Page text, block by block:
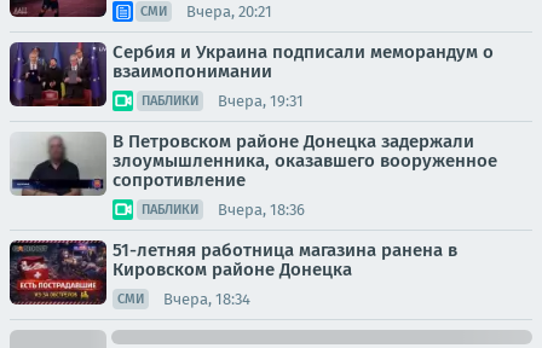
СМИ Вчера, 20:21
Сербия и Украина подписали меморандум о
взаимопонимании
ПАБЛИКИ Вчера, 19:31
В Петровском районе Донецка задержали
злоумышленника, оказавшего вооруженное
сопротивление
ПАБЛИКИ Вчера, 18:36
51-летняя работница магазина ранена в
Кировском районе Донецка
СМИ Вчера, 18:34